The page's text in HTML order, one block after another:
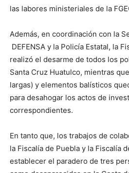
las labores ministeriales de la
Además, en coordinación con la
DEFENSA y la Policía Estatal, la
realizó el desarme de todos los
Santa Cruz Huatulco, mientras
largas) y elementos balísticos
para desahogar los actos de
correspondientes.
En tanto que, los trabajos de
la Fiscalía de Puebla y la Fiscalía
establecer el paradero de tres